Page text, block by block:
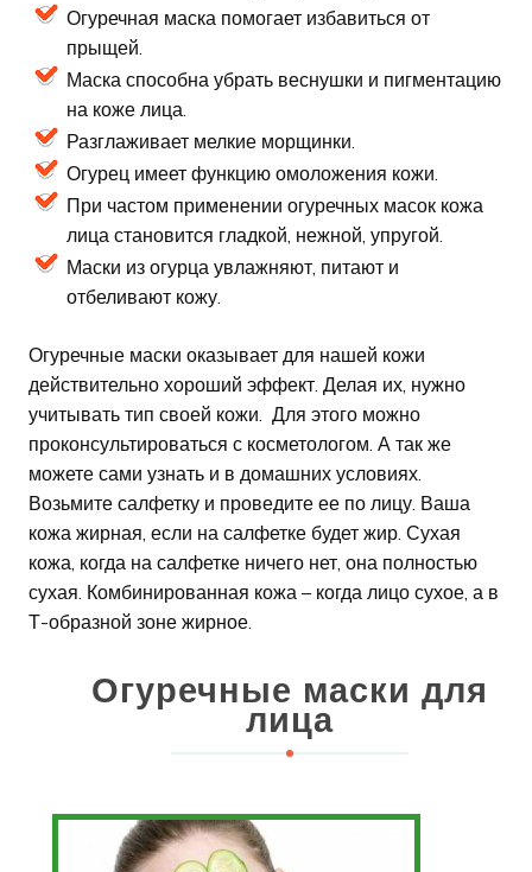
Огуречная маска помогает избавиться от
прыщей.
Маска способна убрать веснушки и пигментацию
на коже лица.
Разглаживает мелкие морщинки.
Огурец имеет функцию омоложения кожи.
При частом применении огуречных масок кожа
лица становится гладкой, нежной, упругой.
Маски из огурца увлажняют, питают и
отбеливают кожу.
Огуречные маски оказывает для нашей кожи
действительно хороший эффект. Делая их, нужно
учитывать тип своей кожи. Для этого можно
проконсультироваться с косметологом. А так же
можете сами узнать и в домашних условиях.
Возьмите салфетку и проведите ее по лицу. Ваша
кожа жирная, если на салфетке будет жир. Сухая
кожа, когда на салфетке ничего нет, она полностью
сухая. Комбинированная кожа – когда лицо сухое, а в
Т-образной зоне жирное.
Огуречные маски для
лица